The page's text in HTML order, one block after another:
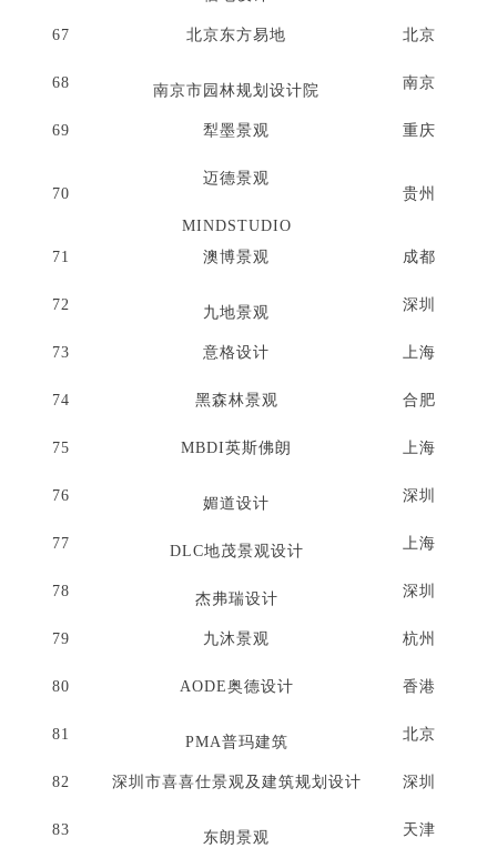
67 北京东方易地 北京
68 南京市园林规划设计院 南京
69 犁墨景观 重庆
70
迈德景观
MINDSTUDIO
贵州
71 澳博景观 成都
72 九地景观 深圳
73 意格设计 上海
74 黑森林景观 合肥
75 MBDI英斯佛朗 上海
76 媚道设计 深圳
77 DLC地茂景观设计 上海
78 杰弗瑞设计 深圳
79 九沐景观 杭州
80 AODE奥德设计 香港
81 PMA普玛建筑 北京
82 深圳市喜喜仕景观及建筑规划设计 深圳
83 东朗景观 天津